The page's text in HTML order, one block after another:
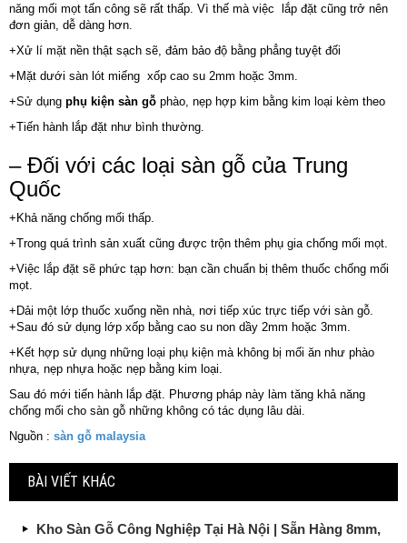
năng mối mọt tấn công sẽ rất thấp. Vì thế mà việc lắp đặt cũng trở nên
đơn giản, dễ dàng hơn.
+Xử lí mặt nền thật sạch sẽ, đảm bảo độ bằng phẳng tuyệt đối
+Mặt dưới sàn lót miếng xốp cao su 2mm hoặc 3mm.
+Sử dụng phụ kiện sàn gỗ phào, nẹp hợp kim bằng kim loại kèm theo
+Tiến hành lắp đặt như bình thường.
– Đối với các loại sàn gỗ của Trung
Quốc
+Khả năng chống mối thấp.
+Trong quá trình sản xuất cũng được trộn thêm phụ gia chống mối mọt.
+Việc lắp đặt sẽ phức tạp hơn: bạn cần chuẩn bị thêm thuốc chống mối
mọt.
+Dải một lớp thuốc xuống nền nhà, nơi tiếp xúc trực tiếp với sàn gỗ.
+Sau đó sử dụng lớp xốp bằng cao su non dầy 2mm hoặc 3mm.
+Kết hợp sử dụng những loại phụ kiện mà không bị mối ăn như phào
nhựa, nẹp nhựa hoặc nẹp bằng kim loại.
Sau đó mới tiến hành lắp đặt. Phương pháp này làm tăng khả năng
chống mối cho sàn gỗ những không có tác dụng lâu dài.
Nguồn : sàn gỗ malaysia
BÀI VIẾT KHÁC
Kho Sàn Gỗ Công Nghiệp Tại Hà Nội | Sẵn Hàng 8mm,